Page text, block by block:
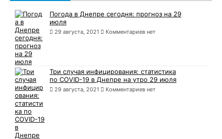
Погода в Днепре сегодня: прогноз на 29
июля
29 августа, 2021 Комментариев нет
Три случая инфицирования: статистика
по COVID-19 в Днепре на утро 29 июля
29 августа, 2021 Комментариев нет